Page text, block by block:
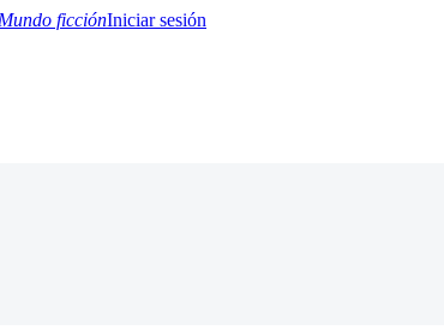
Mundo ficciónIniciar sesión